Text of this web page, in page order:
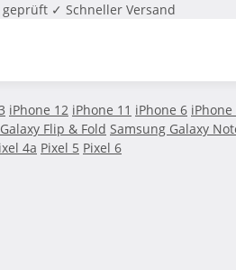
geprüft ✓ Schneller Versand
iPhone 12 iPhone 11 iPhone 6 iPhone
Flip & Fold Samsung Galaxy
4a Pixel 5 Pixel 6